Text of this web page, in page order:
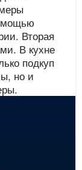
Вторая
В кухне
подкуп
но и